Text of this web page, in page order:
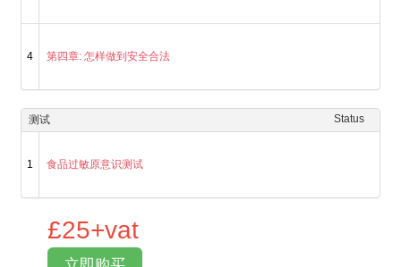
4 第四章: 怎样做到安全合法
测试 Status
1 食品过敏原意识测试
25+vat